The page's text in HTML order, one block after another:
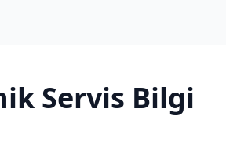
Servis Bilgi